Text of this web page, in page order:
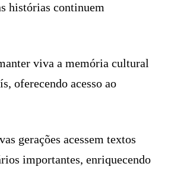
histórias continuem
viva a memória cultural
oferecendo acesso ao
gerações acessem textos
importantes, enriquecendo